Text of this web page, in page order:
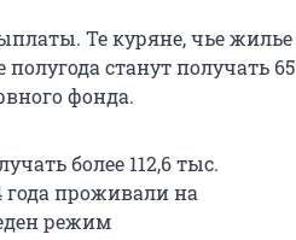
Те куряне, чье жилье
станут получать 65
фонда.
более 112,6 тыс.
года проживали на
режим